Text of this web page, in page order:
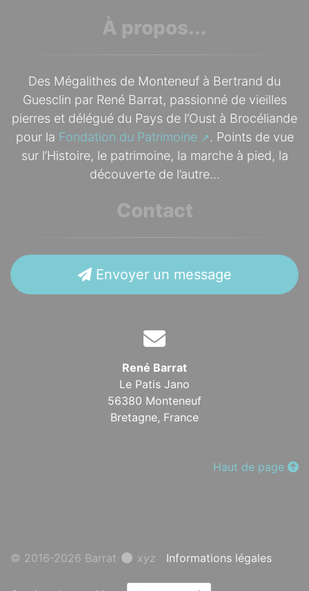
À propos...
Des Mégalithes de Monteneuf à Bertrand du
Guesclin par René Barrat, passionné de vieilles
pierres et délégué du Pays de l’Oust à Brocéliande
pour la Fondation du Patrimoine
. Points de vue
sur l’Histoire, le patrimoine, la marche à pied, la
découverte de l’autre...
Contact
Envoyer un message
René Barrat
Le Patis Jano
56380 Monteneuf
Bretagne, France
Haut de page
© 2016-2026 Barrat xyz Informations légales